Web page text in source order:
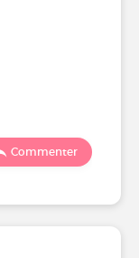
Commenter